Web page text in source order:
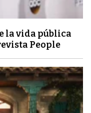
la vida pública
People